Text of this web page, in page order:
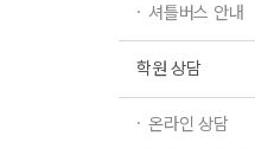
셔틀버스 안내
학원 상담
온라인 상담